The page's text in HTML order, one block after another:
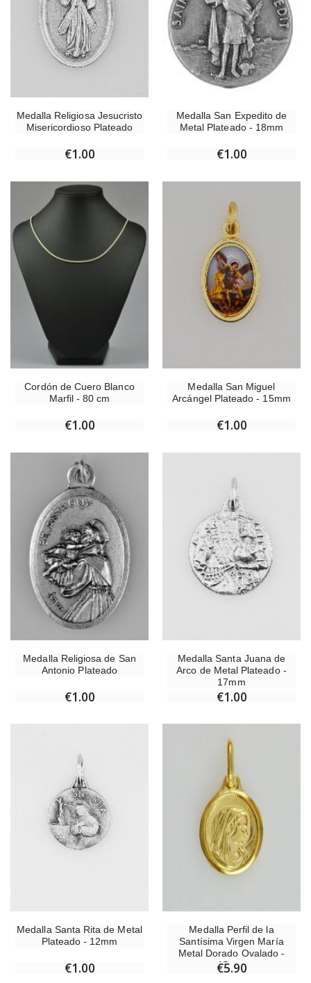
Medalla Religiosa Jesucristo
Misericordioso Plateado
€1.00
Medalla San Expedito de
Metal Plateado - 18mm
€1.00
Cordón de Cuero Blanco
Marfil - 80 cm
€1.00
Medalla San Miguel
Arcángel Plateado - 15mm
€1.00
Medalla Religiosa de San
Antonio Plateado
€1.00
Medalla Santa Juana de
Arco de Metal Plateado -
17mm
€1.00
Medalla Santa Rita de Metal
Plateado - 12mm
€1.00
Medalla Perfil de la
Santísima Virgen María
Metal Dorado Ovalado -
15mm
€5.90